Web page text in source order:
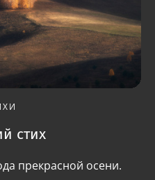
стих
прекрасной осени.